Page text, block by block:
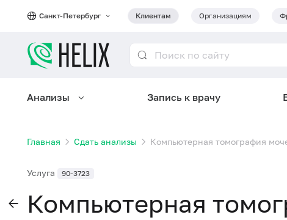
Санкт-Петербург Клиентам Организациям
Анализы Запись к врачу
Главная Сдать анализы Компьютерная томография
Услуга 90-3723
Компьютерная